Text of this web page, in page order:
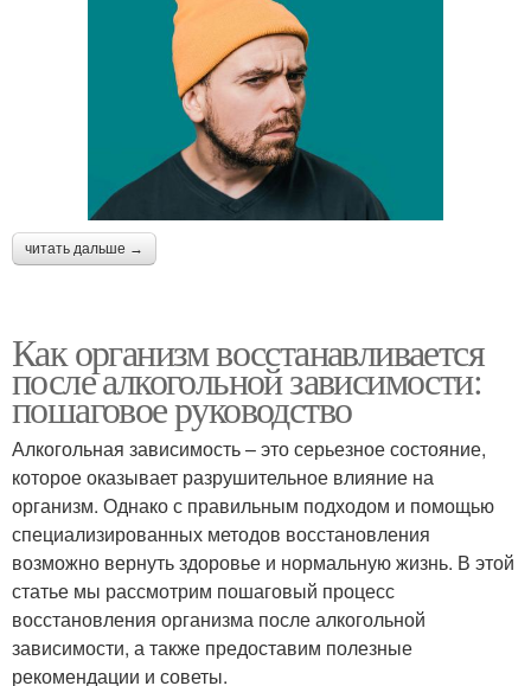
читать дальше →
Как организм восстанавливается
после алкогольной зависимости:
пошаговое руководство
Алкогольная зависимость – это серьезное состояние,
которое оказывает разрушительное влияние на
организм. Однако с правильным подходом и помощью
специализированных методов восстановления
возможно вернуть здоровье и нормальную жизнь. В этой
статье мы рассмотрим пошаговый процесс
восстановления организма после алкогольной
зависимости, а также предоставим полезные
рекомендации и советы.